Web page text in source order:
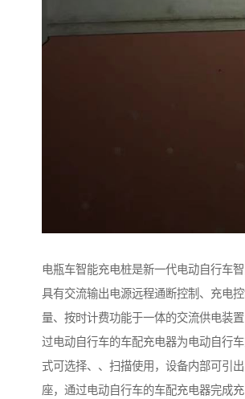
电瓶车智能充电桩是新一代电动自行车智
具有交流输出电源远程通断控制、充电
量、按时计费功能于一体的交流供电装
过电动自行车的车配充电器为电动自行
式可选择、、扫描使用，设备内部可引
座，通过电动自行车的车配充电器完成